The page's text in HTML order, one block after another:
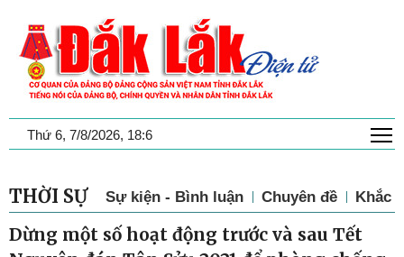
Thứ 6, 7/8/2026, 18:6
THỜI SỰ Sự kiện - Bình luận Chuyên đề Khắc
Dừng một số hoạt động trước và sau Tết